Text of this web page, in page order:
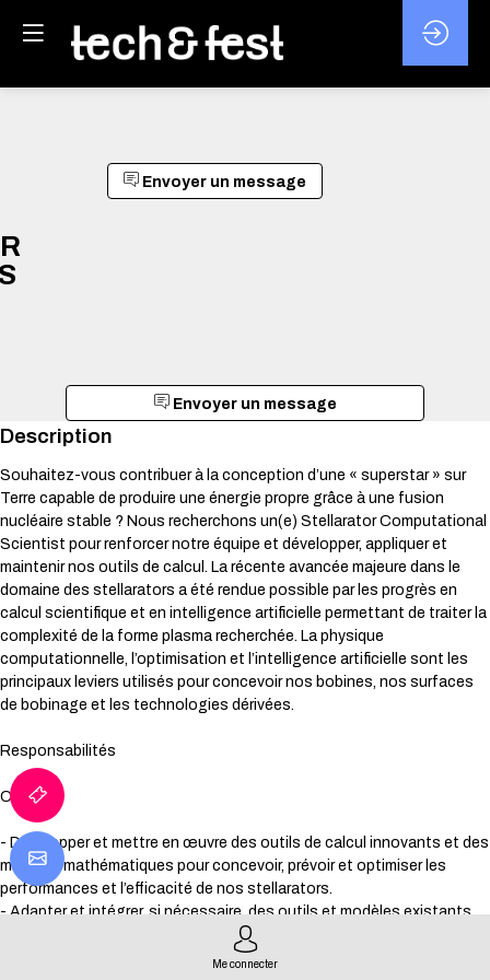
Envoyer un message
Envoyer un message
Description
Souhaitez-vous contribuer à la conception d’une « superstar » sur
Terre capable de produire une énergie propre grâce à une fusion
nucléaire stable ? Nous recherchons un(e) Stellarator Computational
Scientist pour renforcer notre équipe et développer, appliquer et
maintenir nos outils de calcul. La récente avancée majeure dans le
domaine des stellarators a été rendue possible par les progrès en
calcul scientifique et en intelligence artificielle permettant de traiter la
complexité de la forme plasma recherchée. La physique
computationnelle, l’optimisation et l’intelligence artificielle sont les
principaux leviers utilisés pour concevoir nos bobines, nos surfaces
de bobinage et les technologies dérivées.
Responsabilités
Calcul
- Développer et mettre en œuvre des outils de calcul innovants et des
modèles mathématiques pour concevoir, prévoir et optimiser les
performances et l’efficacité de nos stellarators.
- Adapter et intégrer, si nécessaire, des outils et modèles existants.
- Exploiter les avancées les plus récentes en optimisation numérique,
en intelligence artificielle et en matériel de calcul pour améliorer les
Me connecter